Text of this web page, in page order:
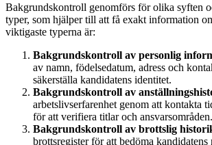
Bakgrundskontroll genomförs för olika syften
typer, som hjälper till att få exakt information
viktigaste typerna är:
Bakgrundskontroll av personlig
av namn, födelsedatum, adress och
säkerställa kandidatens identitet.
Bakgrundskontroll av
arbetslivserfarenhet genom att kontakta
för att verifiera titlar och ansvarsområden.
Bakgrundskontroll av brottslig
brottsregister för att bedöma